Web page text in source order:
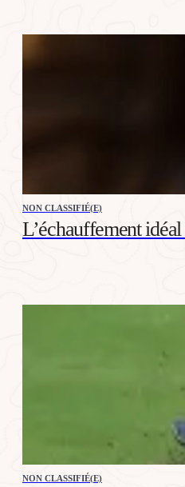
NON CLASSIFIÉ(E)
L’échauffement
NON CLASSIFIÉ(E)